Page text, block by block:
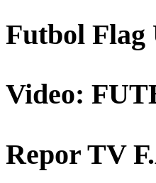
Futbol Flag
Video:
Repor TV